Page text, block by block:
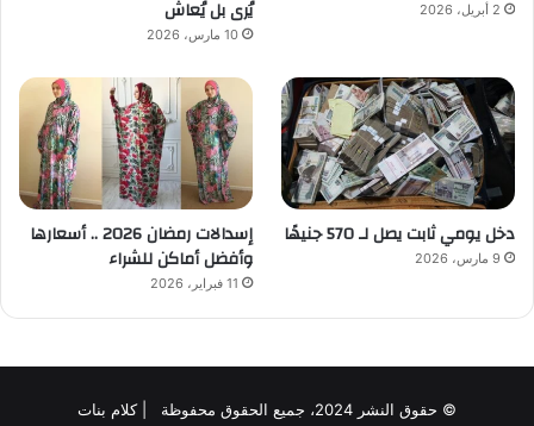
2 أبريل، 2026
يُرى بل يُعاش
10 مارس، 2026
دخل يومي ثابت يصل لـ 570 جنيهًا
9 مارس، 2026
إسدالات رمضان 2026 .. أسعارها
وأفضل أماكن للشراء
11 فبراير، 2026
© حقوق النشر 2024، جميع الحقوق محفوظة | كلام بنات